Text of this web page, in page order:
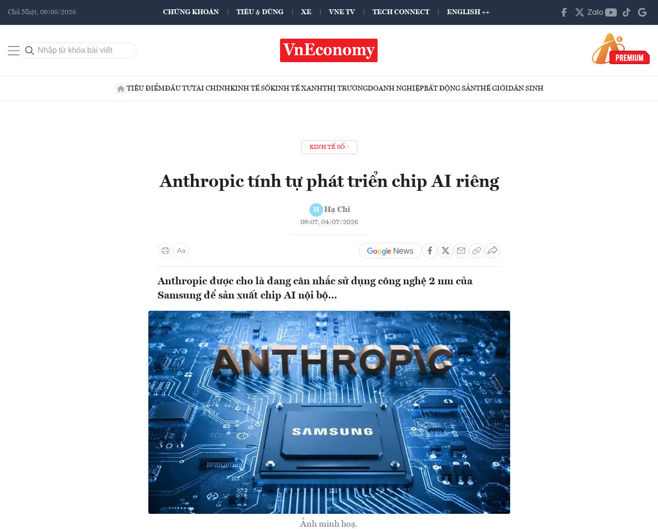
Chủ Nhật, 09/08/2026 CHỨNG KHOÁN TIÊU & DÙNG XE VNE TV TECH CONNECT ENGLISH ++
TIÊU ĐIỂMĐẦU TƯTÀI CHÍNHKINH TẾ SỐKINH TẾ XANHTHỊ TRƯỜNGDOANH NGHIỆPBẤT ĐỘNG SẢNTHẾ GIỚIDÂN SINH
KINH TẾ SỐ
Anthropic tính tự phát triển chip AI riêng
H Hạ Chi
09:07, 04/07/2026
Anthropic được cho là đang cân nhắc sử dụng công nghệ 2 nm của
Samsung để sản xuất chip AI nội bộ…
Ảnh minh hoạ.